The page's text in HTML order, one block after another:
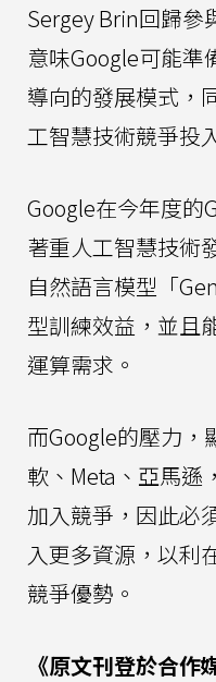
Sergey Brin回歸參
意味Google可能準
導向的發展模式，
工智慧技術競爭投
Google在今年度的
著重人工智慧技術
自然語言模型「
型訓練效益，並且
運算需求。
而Google的壓力，
軟、Meta、亞馬遜
加入競爭，因此必
入更多資源，以利
競爭優勢。
《原文刊登於合作